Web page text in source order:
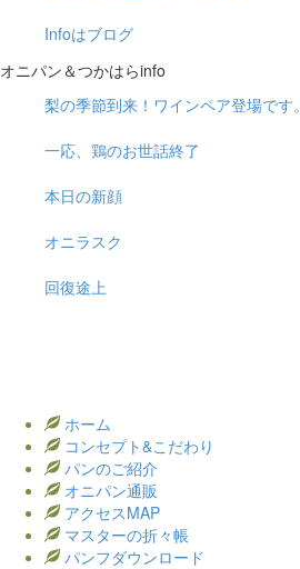
Infoはブログ
オニパン＆つかはらinfo
梨の季節到来！ワインペア登場です。
一応、鶏のお世話終了
本日の新顔
オニラスク
回復途上
ホーム
コンセプト&こだわり
パンのご紹介
オニパン通販
アクセスMAP
マスターの折々帳
パンフダウンロード